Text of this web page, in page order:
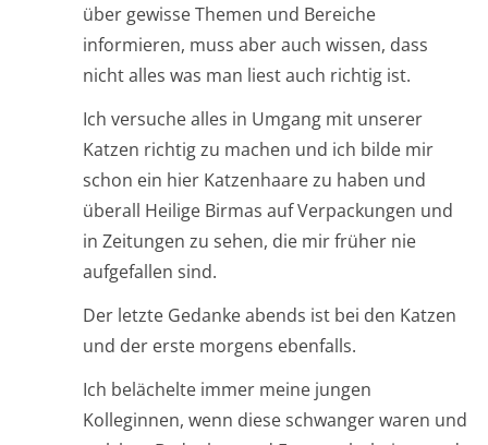
über gewisse Themen und Bereiche
informieren, muss aber auch wissen, dass
nicht alles was man liest auch richtig ist.
Ich versuche alles in Umgang mit unserer
Katzen richtig zu machen und ich bilde mir
schon ein hier Katzenhaare zu haben und
überall Heilige Birmas auf Verpackungen und
in Zeitungen zu sehen, die mir früher nie
aufgefallen sind.
Der letzte Gedanke abends ist bei den Katzen
und der erste morgens ebenfalls.
Ich belächelte immer meine jungen
Kolleginnen, wenn diese schwanger waren und